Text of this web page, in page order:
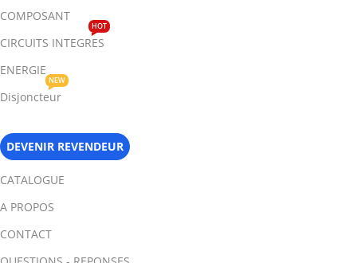
COMPOSANT
CIRCUITS INTEGRES
HOT
ENERGIE
Disjoncteur
NEW
DEVENIR REVENDEUR
CATALOGUE
A PROPOS
CONTACT